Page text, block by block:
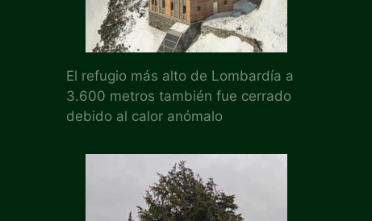
El refugio más alto de Lombardía a
3.600 metros también fue cerrado
debido al calor anómalo